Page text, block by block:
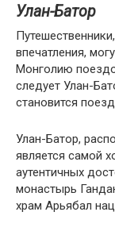
Улан-Батор
впечатления,
Монголию
следует Улан-
становится
Улан-Батор,
является самой
аутентичных
монастырь
храм Арьябал